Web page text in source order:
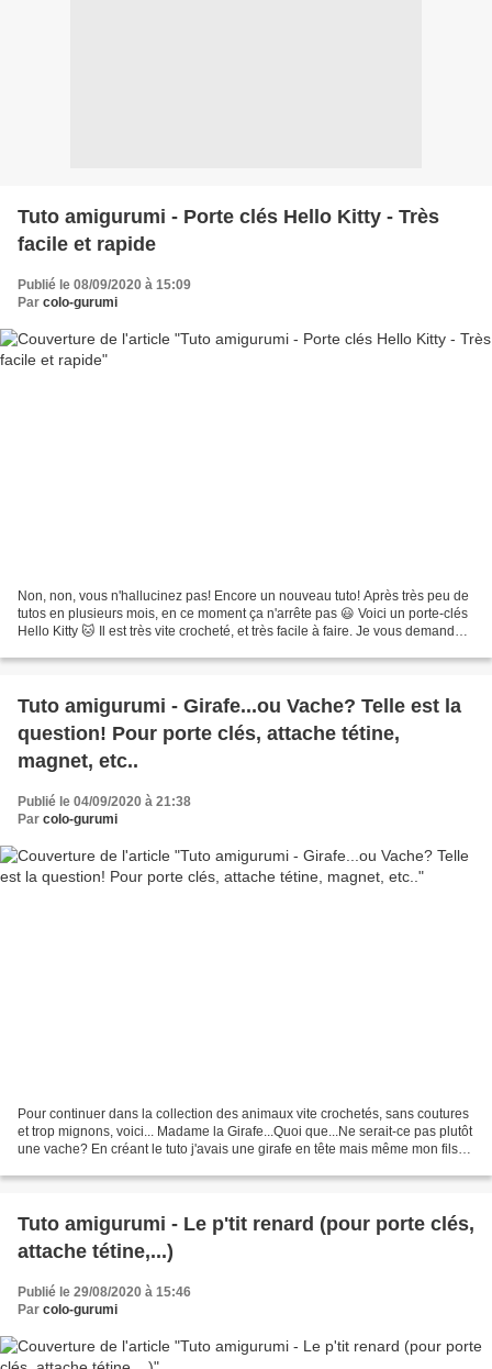
Tuto amigurumi - Porte clés Hello Kitty - Très
facile et rapide
Publié le 08/09/2020 à 15:09
Par colo-gurumi
Non, non, vous n'hallucinez pas! Encore un nouveau tuto! Après très peu de
tutos en plusieurs mois, en ce moment ça n'arrête pas 😃 Voici un porte-clés
Hello Kitty 🐱 Il est très vite crocheté, et très facile à faire. Je vous demandais
Tuto amigurumi - Girafe...ou Vache? Telle est la
question! Pour porte clés, attache tétine,
magnet, etc..
Publié le 04/09/2020 à 21:38
Par colo-gurumi
Pour continuer dans la collection des animaux vite crochetés, sans coutures
et trop mignons, voici... Madame la Girafe...Quoi que...Ne serait-ce pas plutôt
une vache? En créant le tuto j'avais une girafe en tête mais même mon fils
Tuto amigurumi - Le p'tit renard (pour porte clés,
attache tétine,...)
Publié le 29/08/2020 à 15:46
Par colo-gurumi